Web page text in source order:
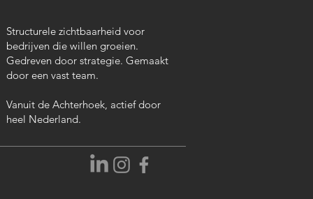
Structurele zichtbaarheid voor
bedrijven die willen groeien.
Gedreven door strategie. Gemaakt
door een vast team.
Vanuit de Achterhoek, actief door
heel Nederland.